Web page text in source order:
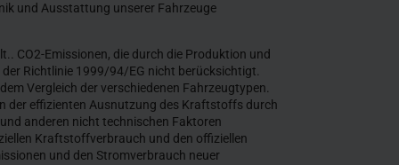
und Ausstattung unserer Fahrzeuge
CO2-Emissionen, die durch die Produktion und
Richtlinie 1999/94/EG nicht berücksichtigt.
Vergleich der verschiedenen Fahrzeugtypen.
der effizienten Ausnutzung des Kraftstoffs durch
anderen nicht technischen Faktoren
Kraftstoffverbrauch und den offiziellen
und den Stromverbrauch neuer